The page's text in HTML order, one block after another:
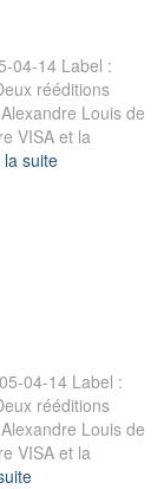
04-14 Label :
rééditions
Louis de
VISA et la
la suite
04-14 Label :
rééditions
Louis de
VISA et la